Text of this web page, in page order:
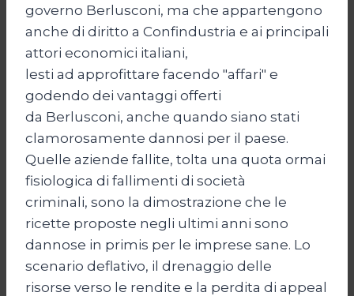
governo Berlusconi, ma che appartengono
anche di diritto a Confindustria e ai principali
attori economici italiani,
lesti ad approfittare facendo "affari" e
godendo dei vantaggi offerti
da Berlusconi, anche quando siano stati
clamorosamente dannosi per il paese.
Quelle aziende fallite, tolta una quota ormai
fisiologica di fallimenti di società
criminali, sono la dimostrazione che le
ricette proposte negli ultimi anni sono
dannose in primis per le imprese sane. Lo
scenario deflativo, il drenaggio delle
risorse verso le rendite e la perdita di appeal